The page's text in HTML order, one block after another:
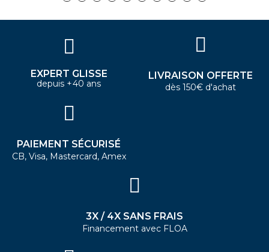
EXPERT GLISSE
depuis +40 ans
LIVRAISON OFFERTE
dès 150€ d'achat
PAIEMENT SÉCURISÉ
CB, Visa, Mastercard, Amex
3X / 4X SANS FRAIS
Financement avec FLOA